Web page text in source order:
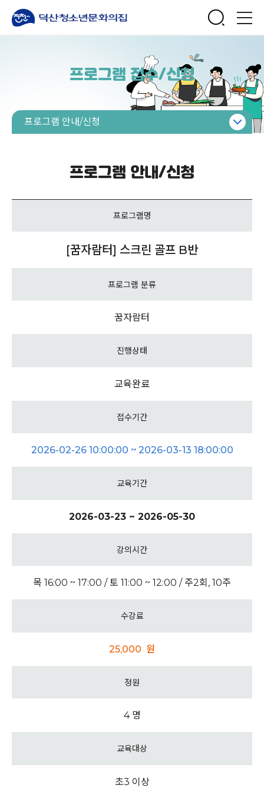
프로그램 접수/신청
프로그램 안내/신청
프로그램 안내/신청프로그램 안내/신청
프로그램명
[꿈자람터] 스크린 골프 B반
프로그램 분류
꿈자람터
진행상태
교육완료
접수기간
2026-02-26 10:00:00 ~ 2026-03-13 18:00:00
교육기간
2026-03-23 ~ 2026-05-30
강의시간
목 16:00 ~ 17:00 / 토 11:00 ~ 12:00 / 주2회, 10주
수강료
25,000 원
정원
4 명
교육대상
초3 이상